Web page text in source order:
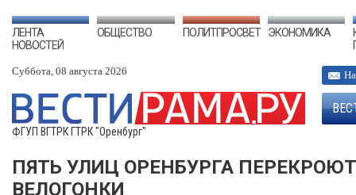
ЛЕНТА
НОВОСТЕЙ
ОБЩЕСТВО ПОЛИТПРОСВЕТ ЭКОНОМИКА
Суббота, 08 августа 2026
ФГУП ВГТРК ГТРК "Оренбург"
ПЯТЬ УЛИЦ ОРЕНБУРГА
ВЕЛОГОНКИ